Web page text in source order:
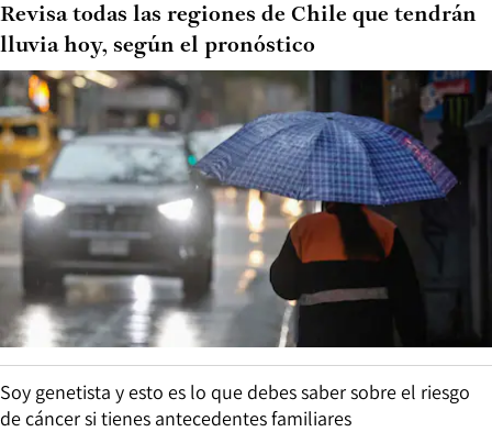
Revisa todas las regiones de Chile que tendrán
lluvia hoy, según el pronóstico
Soy genetista y esto es lo que debes saber sobre el riesgo
de cáncer si tienes antecedentes familiares